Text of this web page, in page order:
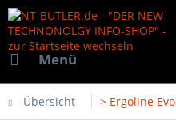
Menü
Übersicht > Ergoline